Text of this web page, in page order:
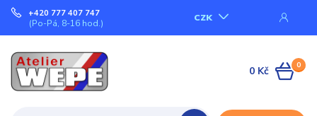
CZK
+420 777 407 747
(Po-Pá, 8-16 hod.)
0
0 Kč